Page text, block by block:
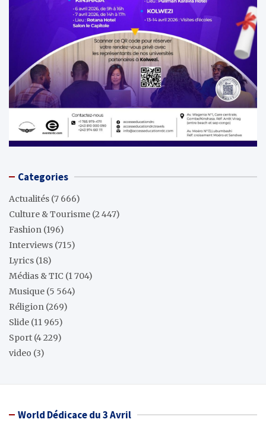
Categories
Actualités (7 666)
Culture & Tourisme (2 447)
Fashion (196)
Interviews (715)
Lyrics (18)
Médias & TIC (1 704)
Musique (5 564)
Réligion (269)
Slide (11 965)
Sport (4 229)
video (3)
World Dédicace du 3 Avril